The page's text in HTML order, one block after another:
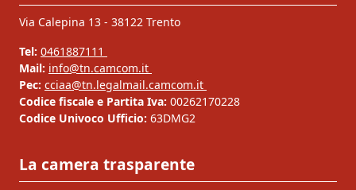
Via Calepina 13 - 38122 Trento
Tel: 0461887111
Mail: info@tn.camcom.it
Pec: cciaa@tn.legalmail.camcom.it
Codice fiscale e Partita Iva: 00262170228
Codice Univoco Ufficio: 63DMG2
La camera trasparente